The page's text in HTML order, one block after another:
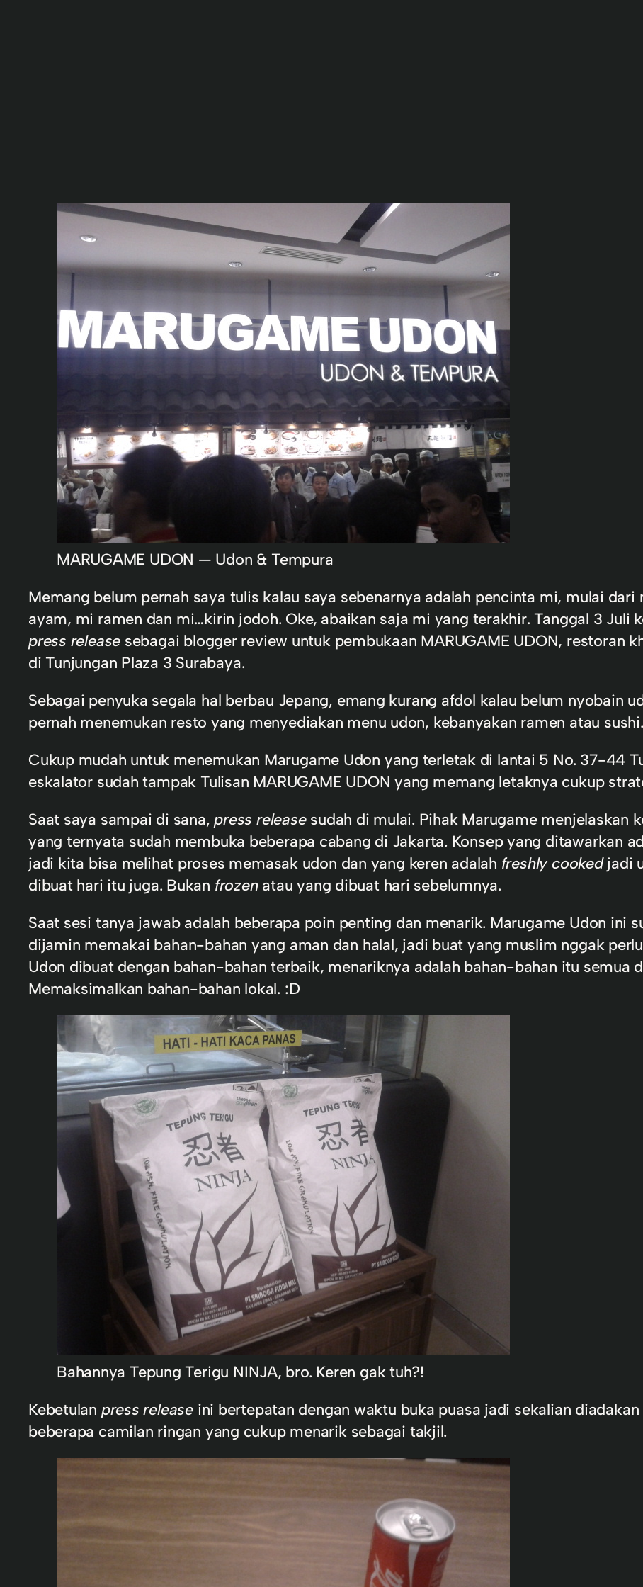
MARUGAME UDON — Udon & Tempura
Memang belum pernah saya tulis kalau saya sebenarnya adalah pencinta mi, mulai
ayam, mi ramen dan mi…kirin jodoh. Oke, abaikan saja mi yang terakhir. Tanggal 3 Juli
press release sebagai blogger review untuk pembukaan MARUGAME UDON, restoran
di Tunjungan Plaza 3 Surabaya.
Sebagai penyuka segala hal berbau Jepang, emang kurang afdol kalau belum nyobain
pernah menemukan resto yang menyediakan menu udon, kebanyakan ramen atau sushi.
Cukup mudah untuk menemukan Marugame Udon yang terletak di lantai 5 No. 37-44
eskalator sudah tampak Tulisan MARUGAME UDON yang memang letaknya cukup
Saat saya sampai di sana,press releasesudah di mulai. Pihak Marugame menjelaskan
yang ternyata sudah membuka beberapa cabang di Jakarta. Konsep yang ditawarkan
jadi kita bisa melihat proses memasak udon dan yang keren adalah freshly cookedjadi
dibuat hari itu juga. Bukan frozenatau yang dibuat hari sebelumnya.
Saat sesi tanya jawab adalah beberapa poin penting dan menarik. Marugame Udon ini
dijamin memakai bahan-bahan yang aman dan halal, jadi buat yang muslim nggak
Udon dibuat dengan bahan-bahan terbaik, menariknya adalah bahan-bahan itu semua
Memaksimalkan bahan-bahan lokal. :D
Bahannya Tepung Terigu NINJA, bro. Keren gak tuh?!
Kebetulan press releaseini bertepatan dengan waktu buka puasa jadi sekalian
beberapa camilan ringan yang cukup menarik sebagai takjil.